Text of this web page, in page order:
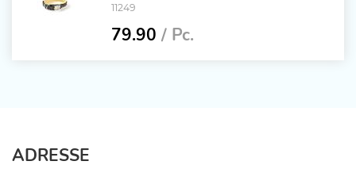
11249
79.90 / Pc.
ADRESSE